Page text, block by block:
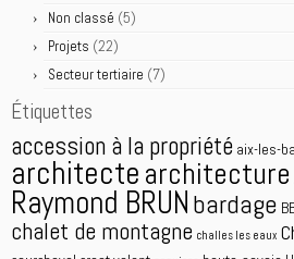
Non classé (5)
Projets (22)
Secteur tertiaire (7)
Étiquettes
accession à la propriété aix-les-
architecte architecture
Raymond BRUNbardage
chalet de montagne challes les eaux